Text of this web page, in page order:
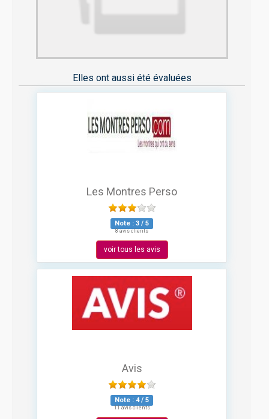
Elles ont aussi été évaluées
Les Montres Perso
Note : 3 / 5
8 avis clients
voir tous les avis
Avis
Note : 4/ 5
11 avis clients